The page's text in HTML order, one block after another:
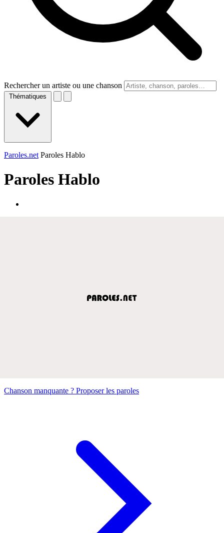
Rechercher un artiste ou une chanson
Thématiques
Paroles.net Paroles Hablo
Paroles Hablo
Chanson manquante ? Proposer les paroles